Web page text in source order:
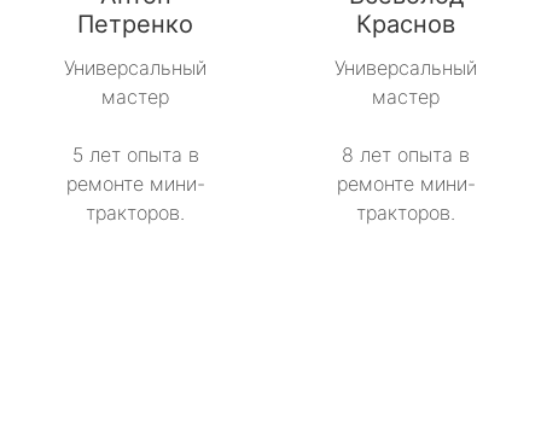
Петренко
Универсальный
мастер
5 лет опыта в
ремонте мини-
тракторов.
Краснов
Универсальный
мастер
8 лет опыта в
ремонте мини-
тракторов.